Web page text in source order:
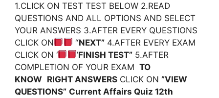
1.CLICK ON TEST TEST BELOW 2.READ
QUESTIONS AND ALL OPTIONS AND SELECT
YOUR ANSWERS 3.AFTER EVERY QUESTIONS
CLICK ON
‘‘NEXT”4.AFTER EVERY EXAM
CLICK ON ‘
’FINISH TEST”5.AFTER
COMPLETION OF YOUR EXAM TO
KNOW RIGHT ANSWERS CLICK ON ”VIEW
QUESTIONS” Current Affairs Quiz 12th